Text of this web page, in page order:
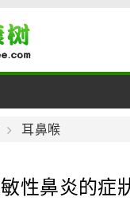
耳鼻喉
性鼻炎的症